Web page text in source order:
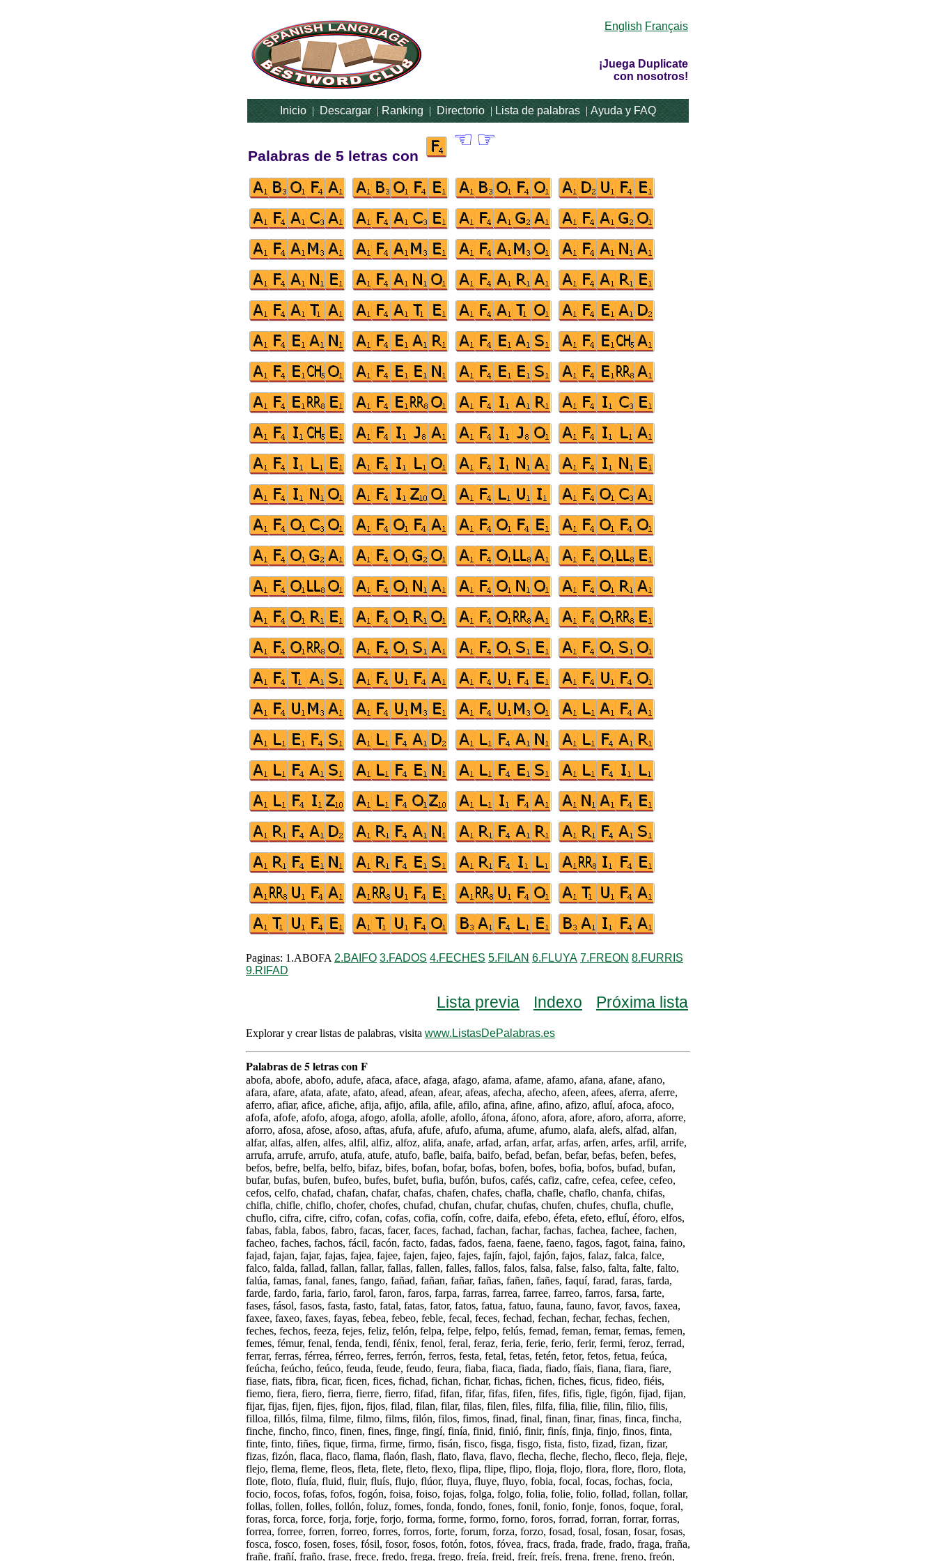
English Français
¡Juega Duplicate
con nosotros!
Inicio|Descargar|Ranking|Directorio|Lista de palabras|Ayuda y FAQ
Palabras de 5 letras con
☜ ☞
Paginas: 1.ABOFA 2.BAIFO 3.FADOS 4.FECHES 5.FILAN 6.FLUYA 7.FREON 8.FURRIS
9.RIFAD
Lista previa Indexo Próxima lista
Explorar y crear listas de palabras, visita www.ListasDePalabras.es
Palabras de 5 letras con F
abofa, abofe, abofo, adufe, afaca, aface, afaga, afago, afama, afame, afamo, afana, afane, afano,
afara, afare, afata, afate, afato, afead, afean, afear, afeas, afecha, afecho, afeen, afees, aferra, aferre,
aferro, afiar, afice, afiche, afija, afijo, afila, afile, afilo, afina, afine, afino, afizo, afluí, afoca, afoco,
afofa, afofe, afofo, afoga, afogo, afolla, afolle, afollo, áfona, áfono, afora, afore, aforo, aforra, aforre,
aforro, afosa, afose, afoso, aftas, afufa, afufe, afufo, afuma, afume, afumo, alafa, alefs, alfad, alfan,
alfar, alfas, alfen, alfes, alfil, alfiz, alfoz, alifa, anafe, arfad, arfan, arfar, arfas, arfen, arfes, arfil, arrife,
arrufa, arrufe, arrufo, atufa, atufe, atufo, bafle, baifa, baifo, befad, befan, befar, befas, befen, befes,
befos, befre, belfa, belfo, bifaz, bifes, bofan, bofar, bofas, bofen, bofes, bofia, bofos, bufad, bufan,
bufar, bufas, bufen, bufeo, bufes, bufet, bufia, bufón, bufos, cafés, cafiz, cafre, cefea, cefee, cefeo,
cefos, celfo, chafad, chafan, chafar, chafas, chafen, chafes, chafla, chafle, chaflo, chanfa, chifas,
chifla, chifle, chiflo, chofer, chofes, chufad, chufan, chufar, chufas, chufen, chufes, chufla, chufle,
chuflo, cifra, cifre, cifro, cofan, cofas, cofia, cofín, cofre, daifa, efebo, éfeta, efeto, efluí, éforo, elfos,
fabas, fabla, fabos, fabro, facas, facer, faces, fachad, fachan, fachar, fachas, fachea, fachee, fachen,
facheo, faches, fachos, fácil, facón, facto, fadas, fados, faena, faene, faeno, fagos, fagot, faina, faino,
fajad, fajan, fajar, fajas, fajea, fajee, fajen, fajeo, fajes, fajín, fajol, fajón, fajos, falaz, falca, falce,
falco, falda, fallad, fallan, fallar, fallas, fallen, falles, fallos, falos, falsa, false, falso, falta, falte, falto,
falúa, famas, fanal, fanes, fango, fañad, fañan, fañar, fañas, fañen, fañes, faquí, farad, faras, farda,
farde, fardo, faria, fario, farol, faron, faros, farpa, farras, farrea, farree, farreo, farros, farsa, farte,
fases, fásol, fasos, fasta, fasto, fatal, fatas, fator, fatos, fatua, fatuo, fauna, fauno, favor, favos, faxea,
faxee, faxeo, faxes, fayas, febea, febeo, feble, fecal, feces, fechad, fechan, fechar, fechas, fechen,
feches, fechos, feeza, fejes, feliz, felón, felpa, felpe, felpo, felús, femad, feman, femar, femas, femen,
femes, fémur, fenal, fenda, fendi, fénix, fenol, feral, feraz, feria, ferie, ferio, ferir, fermi, feroz, ferrad,
ferrar, ferras, férrea, férreo, ferres, ferrón, ferros, festa, fetal, fetas, fetén, fetor, fetos, fetua, feúca,
feúcha, feúcho, feúco, feuda, feude, feudo, feura, fiaba, fiaca, fiada, fiado, fíais, fiana, fiara, fiare,
fiase, fiats, fibra, ficar, ficen, fices, fichad, fichan, fichar, fichas, fichen, fiches, ficus, fideo, fiéis,
fiemo, fiera, fiero, fierra, fierre, fierro, fifad, fifan, fifar, fifas, fifen, fifes, fifis, figle, figón, fijad, fijan,
fijar, fijas, fijen, fijes, fijon, fijos, filad, filan, filar, filas, filen, files, filfa, filia, filie, filin, filio, filis,
filloa, fillós, filma, filme, filmo, films, filón, filos, fimos, finad, final, finan, finar, finas, finca, fincha,
finche, fincho, finco, finen, fines, finge, fingí, finía, finid, finió, finir, finís, finja, finjo, finos, finta,
finte, finto, fiñes, fique, firma, firme, firmo, fisán, fisco, fisga, fisgo, fista, fisto, fizad, fizan, fizar,
fizas, fizón, flaca, flaco, flama, flaón, flash, flato, flava, flavo, flecha, fleche, flecho, fleco, fleja, fleje,
flejo, flema, fleme, fleos, fleta, flete, fleto, flexo, flipa, flipe, flipo, floja, flojo, flora, flore, floro, flota,
flote, floto, fluía, fluid, fluir, fluís, flujo, flúor, fluya, fluye, fluyo, fobia, focal, focas, fochas, focia,
focio, focos, fofas, fofos, fogón, foisa, foiso, fojas, folga, folgo, folia, folie, folio, follad, follan, follar,
follas, follen, folles, follón, foluz, fomes, fonda, fondo, fones, fonil, fonio, fonje, fonos, foque, foral,
foras, forca, force, forja, forje, forjo, forma, forme, formo, forno, foros, forrad, forran, forrar, forras,
forrea, forree, forren, forreo, forres, forros, forte, forum, forza, forzo, fosad, fosal, fosan, fosar, fosas,
fosca, fosco, fosen, foses, fósil, fosor, fosos, fotón, fotos, fóvea, fracs, frada, frade, frado, fraga, fraña,
frañe, frañí, fraño, frase, frece, fredo, frega, frego, freía, freid, freír, freís, frena, frene, freno, freón,